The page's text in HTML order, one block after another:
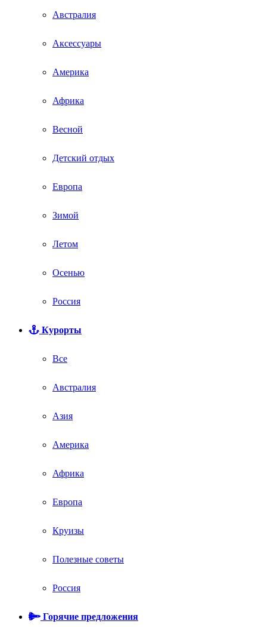
Австралия
Аксессуары
Америка
Африка
Весной
Детский отдых
Европа
Зимой
Летом
Осенью
Россия
Курорты
Все
Австралия
Азия
Америка
Африка
Европа
Круизы
Полезные советы
Россия
Горячие предложения